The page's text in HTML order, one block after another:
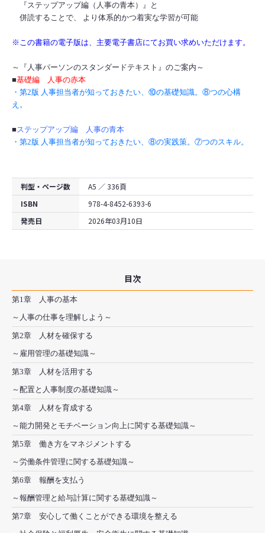
『ステップアップ編（人事の青本）』と
併読することで、 より体系的かつ着実な学習が可能
※この書籍の電子版は、主要電子書店にてお買い求めいただけます。
～『人事パーソンのスタンダードテキスト』のご案内～
■基礎編 人事の赤本
・第2版 人事担当者が知っておきたい、⑩の基礎知識。⑧つの心構
え。
■ステップアップ編 人事の青本
・第2版 人事担当者が知っておきたい、⑧の実践策。⑦つのスキル。
判型・ページ数
A5 ／ 336頁
ISBN
978-4-8452-6393-6
発売日
2026年03月10日
目次
第1章 人事の基本
～人事の仕事を理解しよう～
第2章 人材を確保する
～雇用管理の基礎知識～
第3章 人材を活用する
～配置と人事制度の基礎知識～
第4章 人材を育成する
～能力開発とモチベーション向上に関する基礎知識～
第5章 働き方をマネジメントする
～労働条件管理に関する基礎知識～
第6章 報酬を支払う
～報酬管理と給与計算に関する基礎知識～
第7章 安心して働くことができる環境を整える